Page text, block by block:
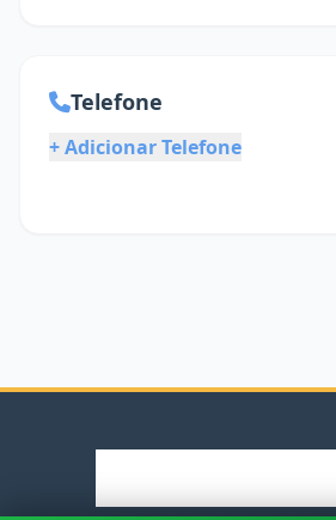
Telefone
+ Adicionar Telefone